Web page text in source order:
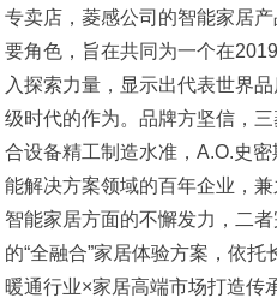
专卖店，菱感公司的智能家居
要角色，旨在共同为一个在
入探索力量，显示出代表世界
级时代的作为。品牌方坚信，
合设备精工制造水准，A.O.史
能解决方案领域的百年企业，
智能家居方面的不懈发力，二
的“全融合”家居体验方案，依
暖通行业×家居高端市场打造传